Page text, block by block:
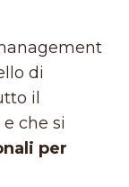
di
il
e che si
per